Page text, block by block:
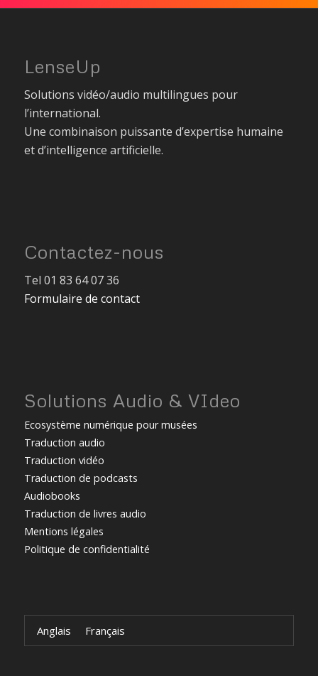
LenseUp
Solutions vidéo/audio multilingues pour
l’international.
Une combinaison puissante d’expertise humaine
et d’intelligence artificielle.
Contactez-nous
Tel 01 83 64 07 36
Formulaire de contact
Solutions Audio & VIdeo
Ecosystème numérique pour musées
Traduction audio
Traduction vidéo
Traduction de podcasts
Audiobooks
Traduction de livres audio
Mentions légales
Politique de confidentialité
Anglais Français